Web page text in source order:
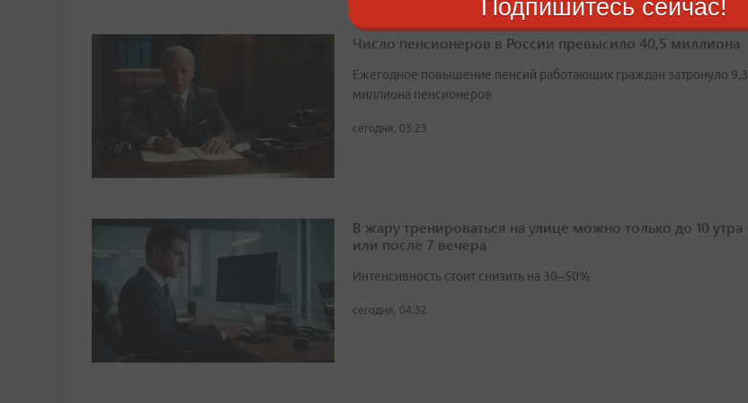
Число пенсионеров в России превысило 40,5 миллиона
Ежегодное повышение пенсий работающих граждан затронуло 9,3
миллиона пенсионеров
сегодня, 03:23
В жару тренироваться на улице можно только до 10 утра
или после 7 вечера
Интенсивность стоит снизить на 30–50%
сегодня, 04:32
Подпишитесь сейчас!